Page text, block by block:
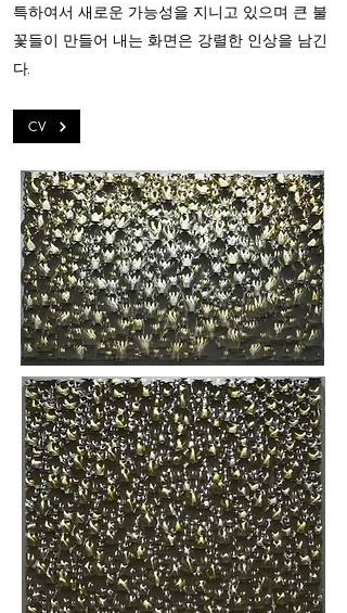
특하여서 새로운 가능성을 지니고 있으며 큰 불
꽃들이 만들어 내는 화면은 강렬한 인상을 남긴
다.
CV